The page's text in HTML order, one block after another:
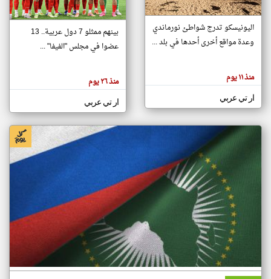
تغيير الدولة
اخبار جزر القمر على مدار الساعة
أهم اخبار جزر القمر العاجلة والمباشرة
هنا عن
وجهة
كاتبيها.
اليونيسكو تدرج شواطئ نورماندي
وعدة مواقع أخرى أحدها في بلد ...
منذ ١١ يوم
ار تي عربي
بينهم ممثلو 7 دول عربية.. 13
عضوا في مجلس "الفيفا" ...
منذ ٢٦ يوم
ار تي عربي
klyoum.com